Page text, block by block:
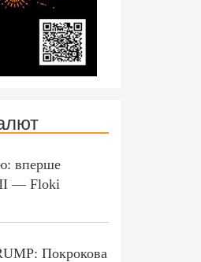
вперше
— Floki
Покрокова